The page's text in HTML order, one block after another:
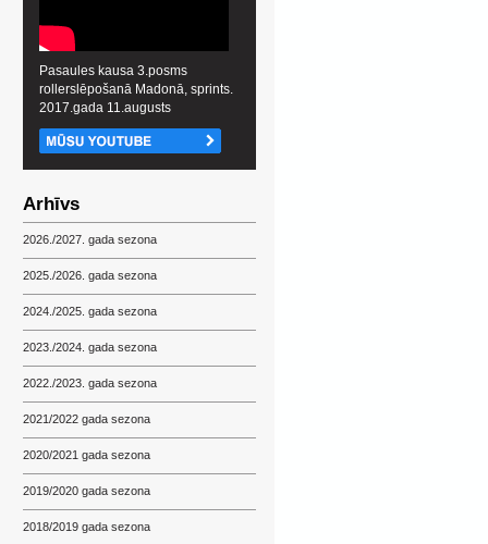
Pasaules kausa 3.posms
rollerslēpošanā Madonā, sprints.
2017.gada 11.augusts
Arhīvs
2026./2027. gada sezona
2025./2026. gada sezona
2024./2025. gada sezona
2023./2024. gada sezona
2022./2023. gada sezona
2021/2022 gada sezona
2020/2021 gada sezona
2019/2020 gada sezona
2018/2019 gada sezona